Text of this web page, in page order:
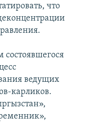
что
ведущих
карликов.